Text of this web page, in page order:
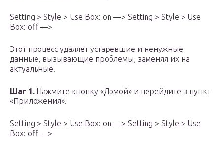
Setting > Style > Use Box: on —> Setting > Style > Use
Box: off —>
Этот процесс удаляет устаревшие и ненужные
данные, вызывающие проблемы, заменяя их на
актуальные.
Шаг 1. Нажмите кнопку «Домой» и перейдите в пункт
«Приложения».
Setting > Style > Use Box: on —> Setting > Style > Use
Box: off —>